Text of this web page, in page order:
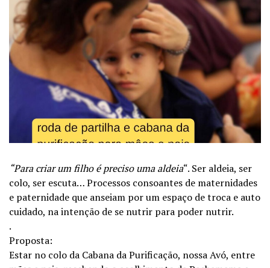
“Para criar um filho é preciso uma aldeia“. Ser aldeia, ser
colo, ser escuta… Processos consoantes de maternidades
e paternidade que anseiam por um espaço de troca e auto
cuidado, na intenção de se nutrir para poder nutrir.
.
Proposta:
Estar no colo da Cabana da Purificação, nossa Avó, entre